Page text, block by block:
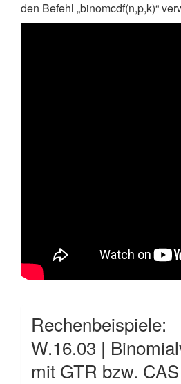
den Befehl „binomcdf(n,p,k)“
Rechenbeispiele:
W.16.03 |
mit GTR bzw. CAS